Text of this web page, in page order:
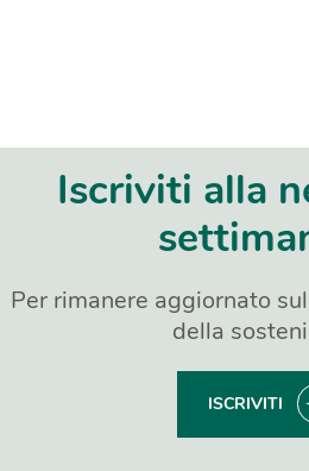
Iscriviti alla
Per rimanere aggiornato
della
ISCRIVITI